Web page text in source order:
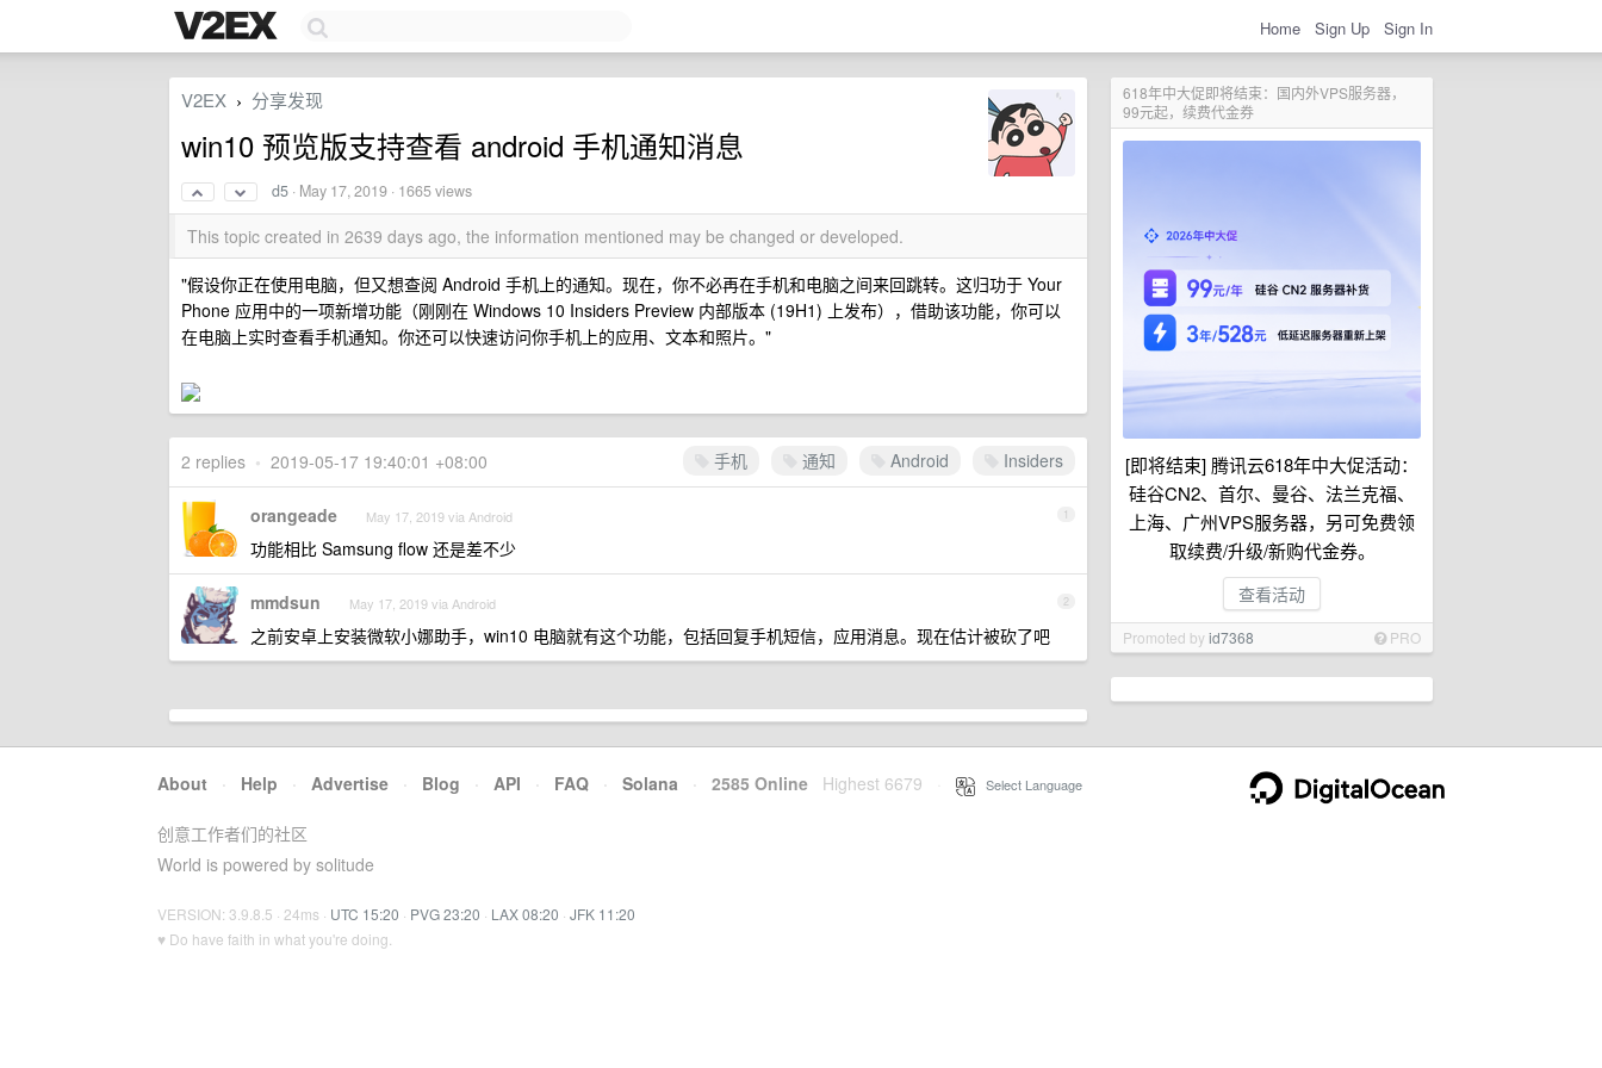
Home Sign Up Sign In
618年中大促即将结束：国内外VPS服务器，
99元起，续费代金券
[即将结束] 腾讯云618年中大促活动：
硅谷CN2、首尔、曼谷、法兰克福、
上海、广州VPS服务器，另可免费领
取续费/升级/新购代金券。
查看活动
Promoted byid7368 PRO
V2EX › 分享发现
win10 预览版支持查看 android 手机通知消息
d5 · May 17, 2019 · 1665 views
This topic created in 2639 days ago, the information mentioned may be changed or developed.
"假设你正在使用电脑，但又想查阅 Android 手机上的通知。现在，你不必再在手机和电脑之间来回跳转。这归功于 Your
Phone 应用中的一项新增功能（刚刚在 Windows 10 Insiders Preview 内部版本 (19H1) 上发布），借助该功能，你可以
在电脑上实时查看手机通知。你还可以快速访问你手机上的应用、文本和照片。"
手机 通知 Android Insiders
2 replies • 2019-05-17 19:40:01 +08:00
1
orangeade May 17, 2019 via Android
功能相比 Samsung flow 还是差不少
2
mmdsun May 17, 2019 via Android
之前安卓上安装微软小娜助手，win10 电脑就有这个功能，包括回复手机短信，应用消息。现在估计被砍了吧
About · Help · Advertise · Blog · API · FAQ · Solana · 2585 Online Highest 6679 Select Language
创意工作者们的社区
World is powered by solitude
VERSION: 3.9.8.5 · 24ms · UTC 15:20 · PVG 23:20 · LAX 08:20 · JFK 11:20
♥ Do have faith in what you're doing.